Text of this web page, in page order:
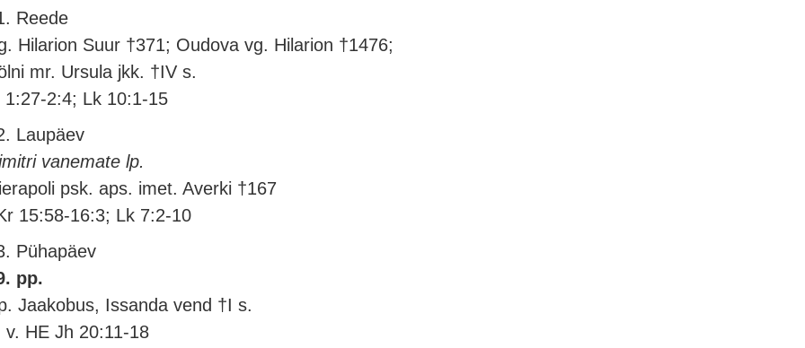
Reede
Hilarion Suur †371; Oudova vg. Hilarion †1476;
mr. Ursula jkk. †IV s.
1:27-2:4; Lk 10:1-15
Laupäev
vanemate lp.
psk. aps. imet. Averki †167
15:58-16:3; Lk 7:2-10
Pühapäev
pp.
Jaakobus, Issanda vend †I s.
v. HE Jh 20:11-18